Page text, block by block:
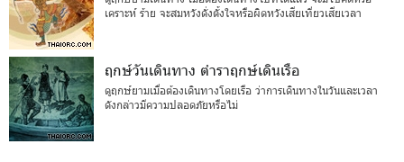
เคราะห์ ร้าย จะสมหวังดั่งตั้งใจหรือผิดหวังเสียเที่ยวเสียเวลา
ฤกษ์วันเดินทาง ตำราฤกษ์เดินเรือ
ดูฤกษ์ยามเมื่อต้องเดินทางโดยเรือ ว่าการเดินทางในวันและเวลา
ดังกล่าวมีความปลอดภัยหรือไม่